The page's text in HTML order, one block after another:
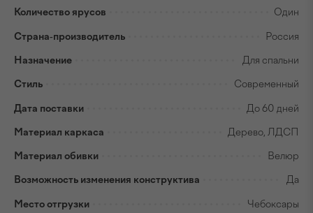
Количество ярусов Один
Страна-производитель Россия
Назначение Для спальни
Стиль Современный
Дата поставки До 60 дней
Материал каркаса Дерево, ЛДСП
Материал обивки Велюр
Возможность изменения конструктива Да
Место отгрузки Чебоксары